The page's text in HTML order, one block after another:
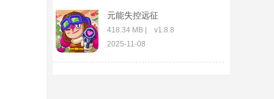
元能失控远征
418.34 MB | v1.8.8
2025-11-08